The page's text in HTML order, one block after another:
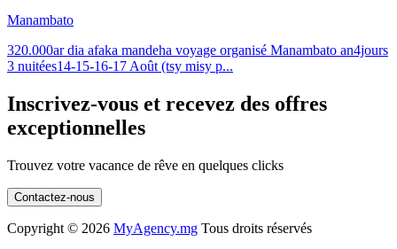
Manambato
320.000ar dia afaka mandeha voyage organisé Manambato an4jours
3 nuitées14-15-16-17 Août (tsy misy p...
Inscrivez-vous et recevez des offres
exceptionnelles
Trouvez votre vacance de rêve en quelques clicks
Contactez-nous
Copyright © 2026 MyAgency.mg Tous droits réservés